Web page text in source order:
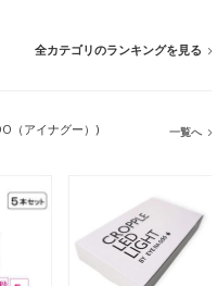
全カテゴリのランキングを見る
（アイナグー）) 一覧へ